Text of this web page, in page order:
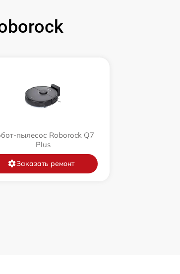
пылесос Roborock Q7
Plus
Заказать ремонт